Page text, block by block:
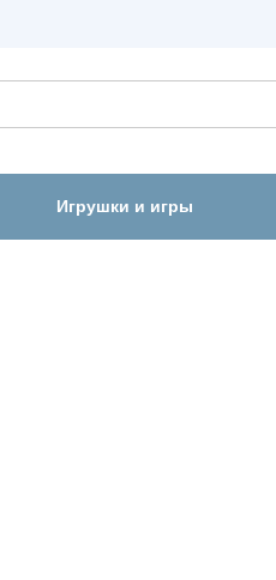
Игрушки и игры